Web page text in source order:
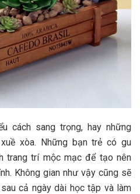
cách sang trọng, hay những
xòa. Những bạn trẻ có gu
trang trí mộc mạc để tạo nên
Không gian như vậy cũng sẽ
cả ngày dài học tập và làm